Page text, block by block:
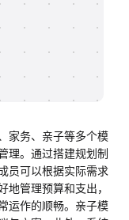
家务、亲子等多个模
理。通过搭建规划制
员可以根据实际需求
管理预算和支出，
运作的顺畅。亲子模